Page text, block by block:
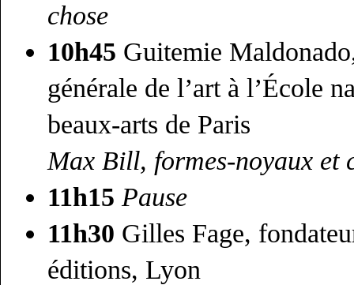
chose
10h45 Guitemie
générale de l’art à l’École
beaux-arts de Paris
Max Bill, formes-noyaux et
11h15 Pause
11h30 Gilles Fage,
éditions, Lyon